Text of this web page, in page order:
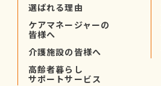
選ばれる理由
ケアマネージャーの
皆様へ
介護施設の皆様へ
高齢者暮らし
サポートサービス